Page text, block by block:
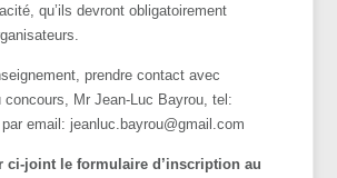
qu’ils devront obligatoirement
prendre contact avec
concours, Mr Jean-Luc Bayrou, tel:
email: jeanluc.bayrou@gmail.com
ci-joint le formulaire d’inscription au